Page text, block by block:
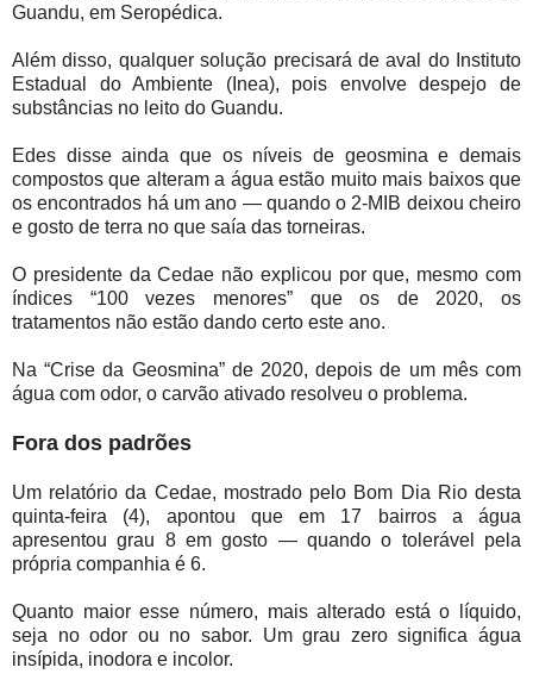
Guandu, em Seropédica.
Além disso, qualquer solução precisará de aval do Instituto
Estadual do Ambiente (Inea), pois envolve despejo de
substâncias no leito do Guandu.
Edes disse ainda que os níveis de geosmina e demais
compostos que alteram a água estão muito mais baixos que
os encontrados há um ano — quando o 2-MIB deixou cheiro
e gosto de terra no que saía das torneiras.
O presidente da Cedae não explicou por que, mesmo com
índices “100 vezes menores” que os de 2020, os
tratamentos não estão dando certo este ano.
Na “Crise da Geosmina” de 2020, depois de um mês com
água com odor, o carvão ativado resolveu o problema.
Fora dos padrões
Um relatório da Cedae, mostrado pelo Bom Dia Rio desta
quinta-feira (4), apontou que em 17 bairros a água
apresentou grau 8 em gosto — quando o tolerável pela
própria companhia é 6.
Quanto maior esse número, mais alterado está o líquido,
seja no odor ou no sabor. Um grau zero significa água
insípida, inodora e incolor.